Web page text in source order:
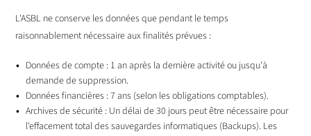
L'ASBL ne conserve les données que pendant le temps
raisonnablement nécessaire aux finalités prévues :
Données de compte : 1 an après la dernière activité ou jusqu'à
demande de suppression.
Données financières : 7 ans (selon les obligations comptables).
Archives de sécurité : Un délai de 30 jours peut être nécessaire pour
l'effacement total des sauvegardes informatiques (Backups). Les